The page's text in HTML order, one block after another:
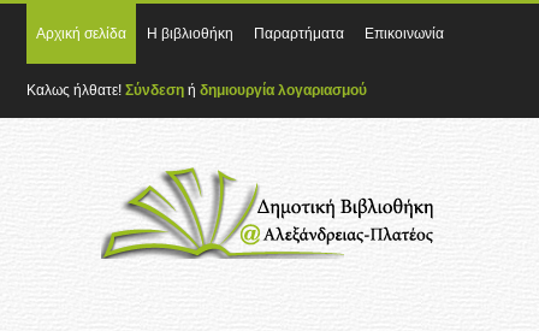
Αρχική σελίδα Η βιβλιοθήκη Παραρτήματα Επικοινωνία
Καλως ήλθατε!Σύνδεση ήδημιουργία λογαριασμού